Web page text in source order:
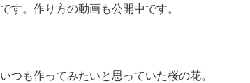
す。作り方の動画も公開中です。
つも作ってみたいと思っていた桜の花。